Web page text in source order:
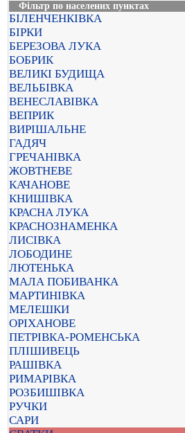
Фільтр по населених пунктах
БІЛЕНЧЕНКІВКА
БІРКИ
БЕРЕЗОВА ЛУКА
БОБРИК
ВЕЛИКІ БУДИЩА
ВЕЛЬБІВКА
ВЕНЕСЛАВІВКА
ВЕПРИК
ВИРІШАЛЬНЕ
ГАДЯЧ
ГРЕЧАНІВКА
ЖОВТНЕВЕ
КАЧАНОВЕ
КНИШІВКА
КРАСНА ЛУКА
КРАСНОЗНАМЕНКА
ЛИСІВКА
ЛОБОДИНЕ
ЛЮТЕНЬКА
МАЛА ПОБИВАНКА
МАРТИНІВКА
МЕЛЕШКИ
ОРІХАНОВЕ
ПЕТРІВКА-РОМЕНСЬКА
ПЛІШИВЕЦЬ
РАШІВКА
РИМАРІВКА
РОЗБИШІВКА
РУЧКИ
САРИ